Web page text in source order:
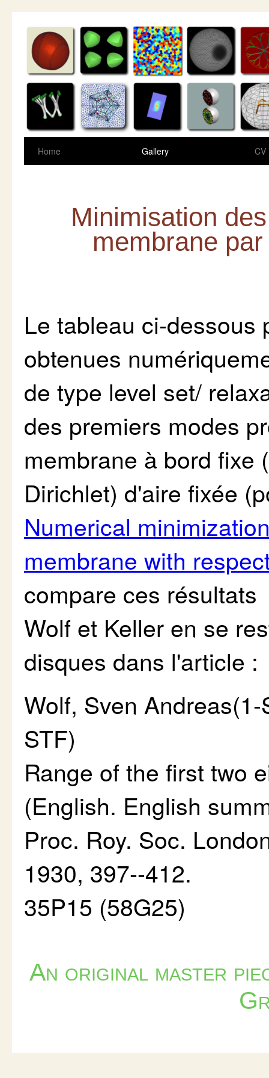
Home Gallery CV
Minimisation
membrane
Le tableau ci-dessous
obtenues
de type level set/
des premiers modes
membrane à bord
Dirichlet) d'aire fixée
Numerical
membrane with
compare ces
Wolf et Keller en se
disques dans l'article :
Wolf, Sven
STF)
Range of the first two
(English. English
Proc. Roy. Soc.
1930, 397--412.
35P15 (58G25)
An original master